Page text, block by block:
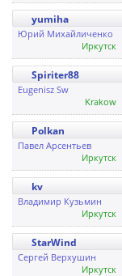
yumiha
Юрий Михайличенко
Иркутск
Spiriter88
Eugenisz Sw
Krakow
Polkan
Павел Арсентьев
Иркутск
kv
Владимир Кузьмин
Иркутск
StarWind
Сергей Верхушин
Иркутск